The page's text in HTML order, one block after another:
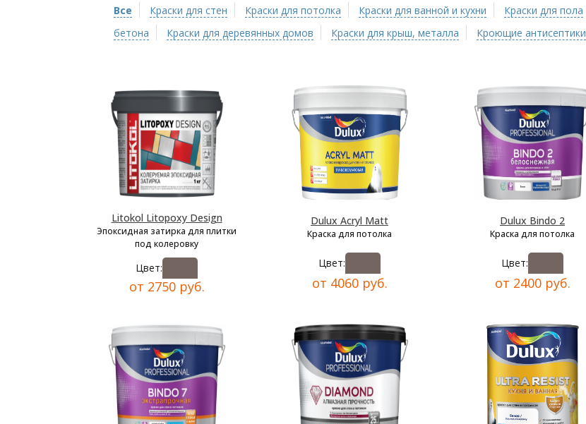
Все Краски для стен Краски для потолка Краски для ванной и кухни Краски для пола
бетона
Краски для деревянных домов Краски для крыш, металла Кроющие антисептики
Litokol Litopoxy Design
Эпоксидная затирка для плитки
под колеровку
Цвет:
от 2750 руб.
Dulux Acryl Matt
Краска для потолка
Цвет:
от 4060 руб.
Dulux Bindo 2
Краска для потолка
Цвет:
от 2400 руб.